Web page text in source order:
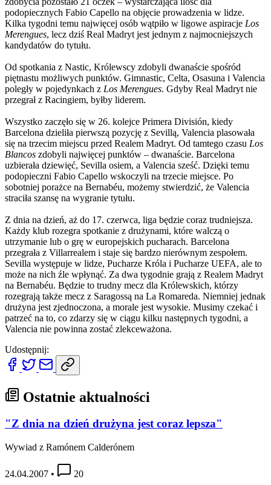
podopiecznych Fabio Capello na objęcie prowadzenia w lidze.
Kilka tygodni temu najwięcej osób wątpiło w ligowe aspiracje Los
Merengues, lecz dziś Real Madryt jest jednym z najmocniejszych
kandydatów do tytułu.
Od spotkania z Nastic, Królewscy zdobyli dwanaście spośród
piętnastu możliwych punktów. Gimnastic, Celta, Osasuna i Valencia
poległy w pojedynkach z Los Merengues. Gdyby Real Madryt nie
przegrał z Racingiem, byłby liderem.
Wszystko zaczęło się w 26. kolejce Primera División, kiedy
Barcelona dzieliła pierwszą pozycję z Sevillą, Valencia plasowała
się na trzecim miejscu przed Realem Madryt. Od tamtego czasu Los
Blancos zdobyli najwięcej punktów – dwanaście. Barcelona
uzbierała dziewięć, Sevilla osiem, a Valencia sześć. Dzięki temu
podopieczni Fabio Capello wskoczyli na trzecie miejsce. Po
sobotniej porażce na Bernabéu, możemy stwierdzić, że Valencia
straciła szansę na wygranie tytułu.
Z dnia na dzień, aż do 17. czerwca, liga będzie coraz trudniejsza.
Każdy klub rozegra spotkanie z drużynami, które walczą o
utrzymanie lub o grę w europejskich pucharach. Barcelona
przegrała z Villarrealem i staje się bardzo nierównym zespołem.
Sevilla występuje w lidze, Pucharze Króla i Pucharze UEFA, ale to
może na nich źle wpłynąć. Za dwa tygodnie grają z Realem Madryt
na Bernabéu. Będzie to trudny mecz dla Królewskich, którzy
rozegrają także mecz z Saragossą na La Romareda. Niemniej jednak
drużyna jest zjednoczona, a morale jest wysokie. Musimy czekać i
patrzeć na to, co zdarzy się w ciągu kilku następnych tygodni, a
Valencia nie powinna zostać zlekceważona.
Udostępnij:
Ostatnie aktualności
"Z dnia na dzień drużyna jest coraz lepsza"
Wywiad z Ramónem Calderónem
24.04.2007 • 20